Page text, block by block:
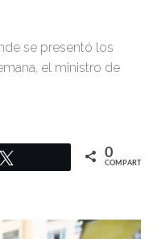
se presentó los
el ministro de
0
COMPARTIR